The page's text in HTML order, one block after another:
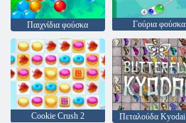
Παιχνίδια φούσκα Γούρια φούσκα
Cookie Crush 2